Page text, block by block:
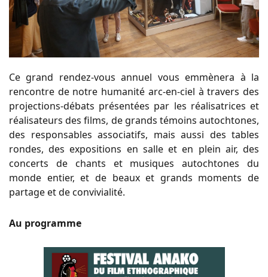
Ce grand rendez-vous annuel vous emmènera à la
rencontre de notre humanité arc-en-ciel à travers des
projections-débats présentées par les réalisatrices et
réalisateurs des films, de grands témoins autochtones,
des responsables associatifs, mais aussi des tables
rondes, des expositions en salle et en plein air, des
concerts de chants et musiques autochtones du
monde entier, et de beaux et grands moments de
partage et de convivialité.
Au programme